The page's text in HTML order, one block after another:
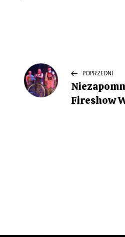
N
a
Previous
Post
POPRZEDNI
Fireshow